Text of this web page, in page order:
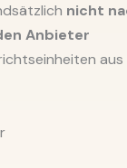
nicht
Anbieter